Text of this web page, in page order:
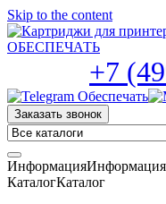
Skip to the content
+7
Заказать звонок
ИнформацияИнформация
КаталогКаталог